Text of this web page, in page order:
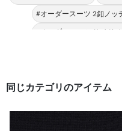
#オーダースーツ 2釦ノッ
#オーダースーツ サイドベ
同じカテゴリのアイテム